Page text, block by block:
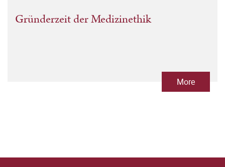
Gründerzeit der Medizinethik
More